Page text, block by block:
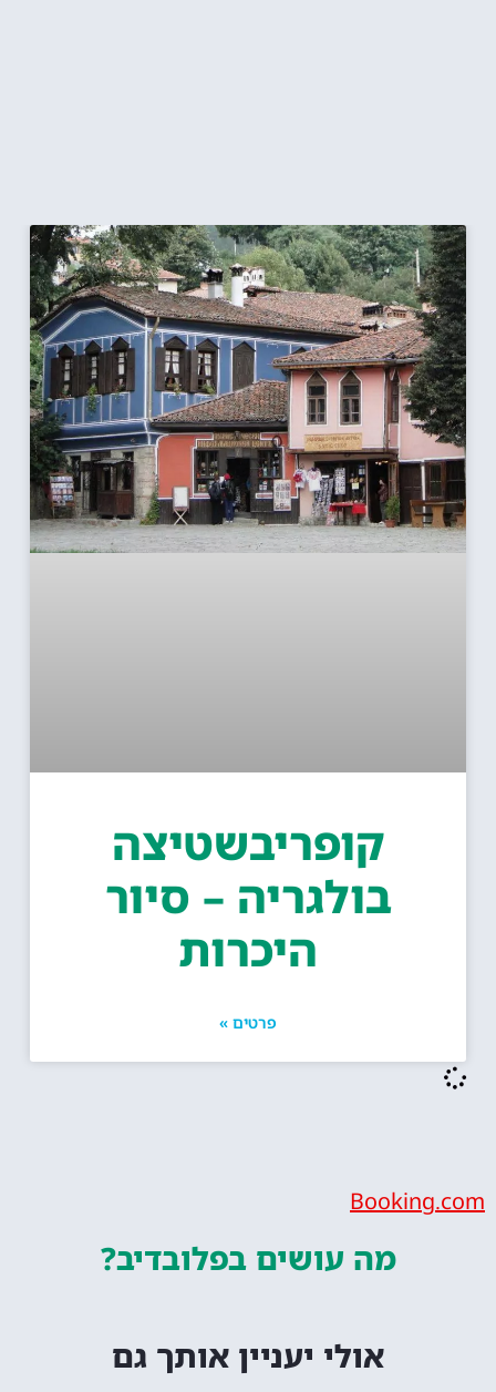
קופריבשטיצה
בולגריה – סיור
היכרות
מה עושים בפלובדיב?
אולי יעניין אותך גם